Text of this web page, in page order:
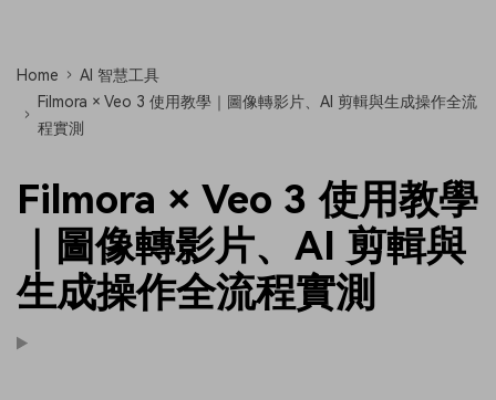
Home
AI 智慧工具
Filmora × Veo 3 使用教學｜圖像轉影片、AI 剪輯與生成操作全流
程實測
Filmora × Veo 3 使用教學
｜圖像轉影片、AI 剪輯與
生成操作全流程實測